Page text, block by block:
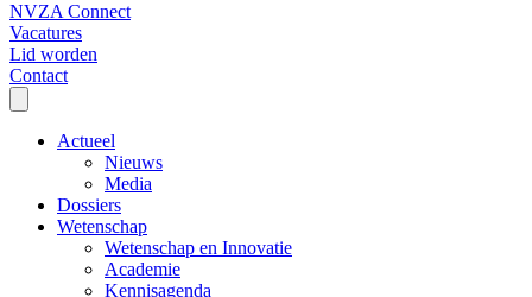
NVZA Connect
Vacatures
Lid worden
Contact
Actueel
Nieuws
Media
Dossiers
Wetenschap
Wetenschap en Innovatie
Academie
Kennisagenda